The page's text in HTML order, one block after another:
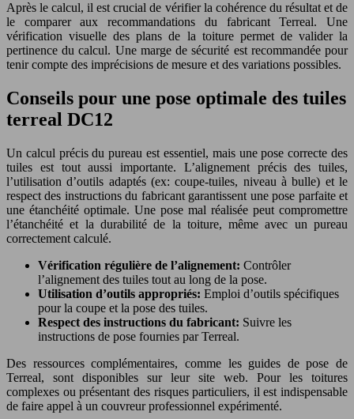
Après le calcul, il est crucial de vérifier la cohérence du résultat et de
le comparer aux recommandations du fabricant Terreal. Une
vérification visuelle des plans de la toiture permet de valider la
pertinence du calcul. Une marge de sécurité est recommandée pour
tenir compte des imprécisions de mesure et des variations possibles.
Conseils pour une pose optimale des tuiles
terreal DC12
Un calcul précis du pureau est essentiel, mais une pose correcte des
tuiles est tout aussi importante. L’alignement précis des tuiles,
l’utilisation d’outils adaptés (ex: coupe-tuiles, niveau à bulle) et le
respect des instructions du fabricant garantissent une pose parfaite et
une étanchéité optimale. Une pose mal réalisée peut compromettre
l’étanchéité et la durabilité de la toiture, même avec un pureau
correctement calculé.
Vérification régulière de l’alignement: Contrôler
l’alignement des tuiles tout au long de la pose.
Utilisation d’outils appropriés: Emploi d’outils spécifiques
pour la coupe et la pose des tuiles.
Respect des instructions du fabricant: Suivre les
instructions de pose fournies par Terreal.
Des ressources complémentaires, comme les guides de pose de
Terreal, sont disponibles sur leur site web. Pour les toitures
complexes ou présentant des risques particuliers, il est indispensable
de faire appel à un couvreur professionnel expérimenté.